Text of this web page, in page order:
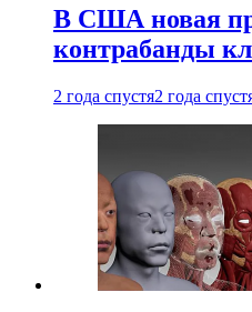
В США новая
контрабанды
2 года спустя2 года